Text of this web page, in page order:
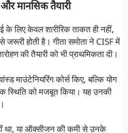
और मानसिक तैयारी
के लिए केवल शारीरिक ताकत ही नहीं,
होती है। गीता समोता ने CISF में
की तैयारी को भी प्राथमिकता दी।
माउंटेनियरिंग कोर्स किए, बल्कि योग
स्थिति को मजबूत किया। यह उनकी
था, या ऑक्सीजन की कमी से उनके